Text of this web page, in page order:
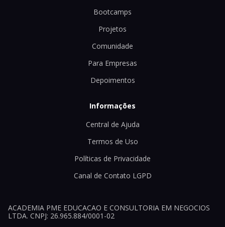
Bootcamps
Projetos
Comunidade
Para Empresas
Depoimentos
Informações
Central de Ajuda
Termos de Uso
Políticas de Privacidade
Canal de Contato LGPD
ACADEMIA PME EDUCACAO E CONSULTORIA EM NEGOCIOS
LTDA. CNPJ: 26.965.884/0001-02